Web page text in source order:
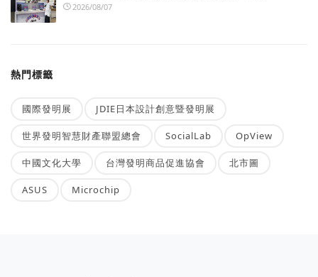
2026/08/07
熱門標籤
國際發明展 JDIE日本設計創意暨發明展
世界發明智慧財產聯盟總會 SocialLab OpView
中國文化大學 台灣發明商品促進協會 北市圖
ASUS Microchip